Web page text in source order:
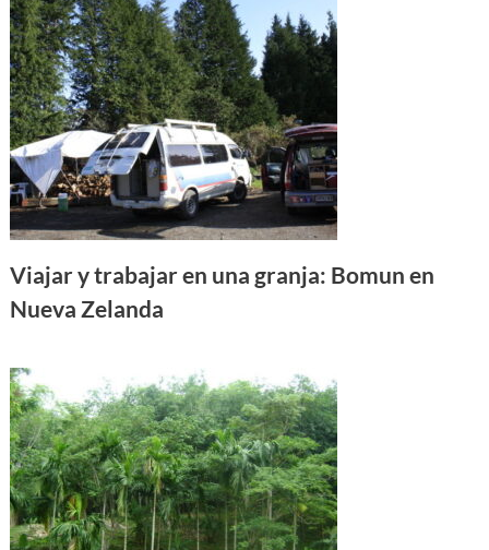
Viajar y trabajar en una granja: Bomun en
Nueva Zelanda